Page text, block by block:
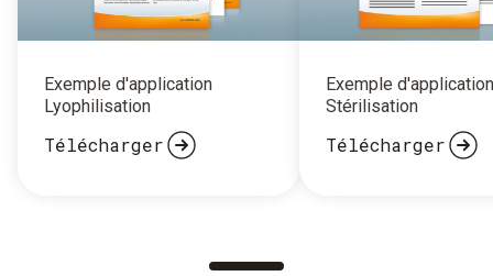
Exemple d'application
Lyophilisation
Télécharger
Exemple d'application
Stérilisation
Télécharger